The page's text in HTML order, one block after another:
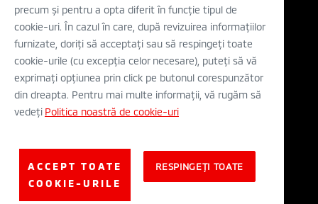
Legal si Protectia Datelor cu Caracter Personal
Termeni si conditii
A.N.P.C.
Eticheta Europeana a Anvelopelor
Solutionarea alternativa a litigiilor
Solutionarea online a litigiilor
precum și pentru a opta diferit în funcție tipul de
cookie-uri. În cazul în care, după revizuirea informațiilor
furnizate, doriți să acceptați sau să respingeți toate
cookie-urile (cu excepția celor necesare), puteți să vă
exprimați opțiunea prin click pe butonul corespunzător
din dreapta. Pentru mai multe informații, vă rugăm să
vedeți Politica noastră de cookie-uri
ACCEPT TOATE
COOKIE-URILE
RESPINGEȚI TOATE